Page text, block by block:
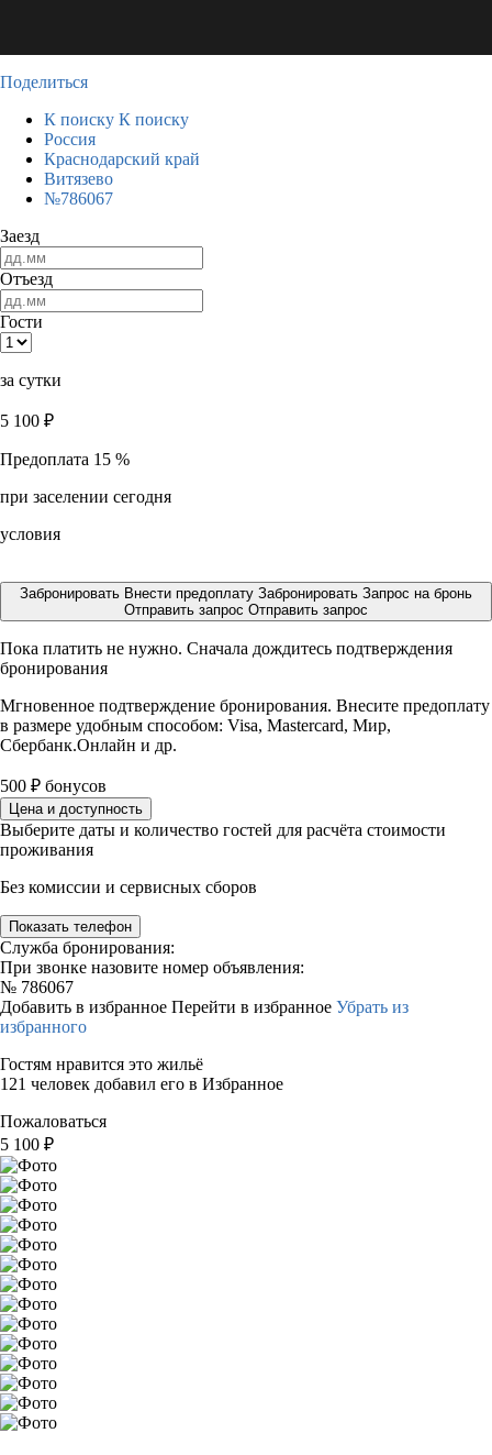
Поделиться
К поиску К поиску
Россия
Краснодарский край
Витязево
№786067
Заезд
Отъезд
Гости
за сутки
5 100 ₽
Предоплата 15 %
при заселении сегодня
условия
Забронировать Внести предоплату Забронировать Запрос на бронь
Отправить запрос Отправить запрос
Пока платить не нужно. Сначала дождитесь подтверждения
бронирования
Мгновенное подтверждение бронирования. Внесите предоплату
в размере удобным способом: Visa, Mastercard, Мир,
Сбербанк.Онлайн и др.
500 ₽ бонусов
Цена и доступность
Выберите даты и количество гостей для расчёта стоимости
проживания
Без комиссии и сервисных сборов
Показать телефон
Служба бронирования:
При звонке назовите номер объявления:
№ 786067
Добавить в избранное Перейти в избранное Убрать из
избранного
Гостям нравится это жильё
121 человек добавил его в Избранное
Пожаловаться
5 100 ₽